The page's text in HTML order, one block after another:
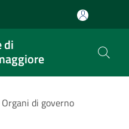
di
Organi di governo